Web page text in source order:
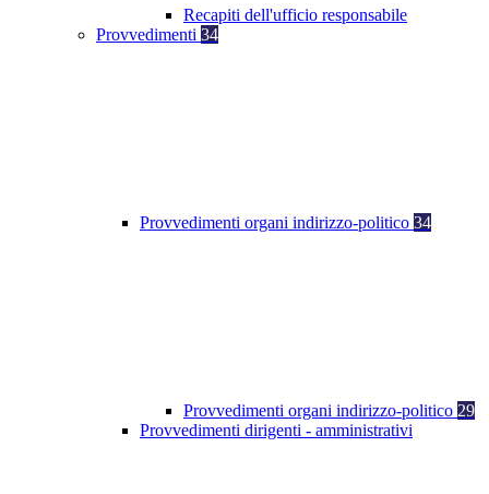
Recapiti dell'ufficio responsabile
Provvedimenti 34
Provvedimenti organi indirizzo-politico 34
Provvedimenti organi indirizzo-politico 29
Provvedimenti dirigenti - amministrativi